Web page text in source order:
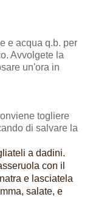
e acqua q.b. per
Avvolgete la
un'ora in
togliere
di salvare la
a dadini.
con il
e lasciatela
salate, e